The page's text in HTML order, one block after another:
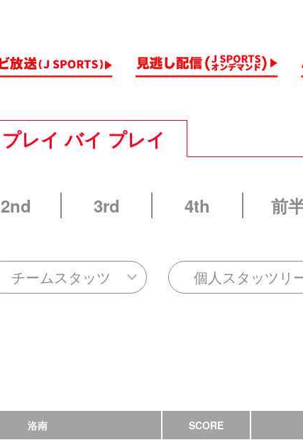
プレイ バイ プレイ
2nd 3rd 4th 前
チームスタッツ 個人スタッツリ
洛南 SCORE